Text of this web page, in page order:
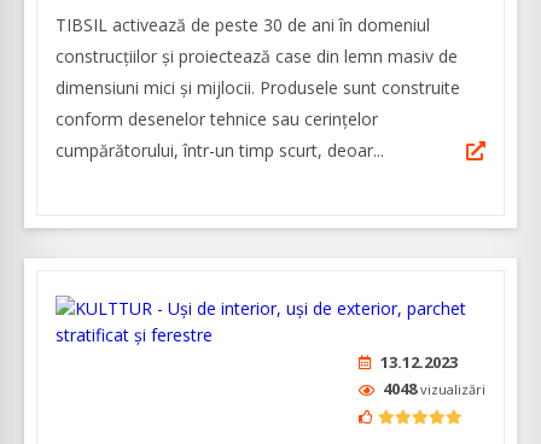
TIBSIL activează de peste 30 de ani în domeniul
construcțiilor și proiectează case din lemn masiv de
dimensiuni mici și mijlocii. Produsele sunt construite
conform desenelor tehnice sau cerințelor
cumpărătorului, într-un timp scurt, deoar...
13.12.2023
4048vizualizări